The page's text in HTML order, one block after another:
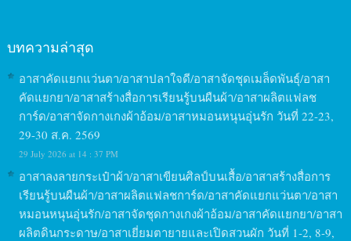
บทความล่าสุด
อาสาคัดแยกแว่นตา/อาสาปลาใจดี/อาสาจัดชุดเมล็ดพันธุ์/อาสา
คัดแยกยา/อาสาสร้างสื่อการเรียนรู้บนผืนผ้า/อาสาผลิตแฟลช
การ์ด/อาสาจัดกางเกงผ้าอ้อม/อาสาหมอนหนุนอุ่นรัก วันที่ 22-23,
29-30 ส.ค. 2569
29 July 2026 at 14 : 37 PM
อาสาลงลายกระเป๋าผ้า/อาสาเขียนศิลป์บนเสื้อ/อาสาสร้างสื่อการ
เรียนรู้บนผืนผ้า/อาสาผลิตแฟลชการ์ด/อาสาคัดแยกแว่นตา/อาสา
หมอนหนุนอุ่นรัก/อาสาจัดชุดกางเกงผ้าอ้อม/อาสาคัดแยกยา/อาสา
ผลิตดินกระดาษ/อาสาเยี่ยมตายายและเปิดสวนผัก วันที่ 1-2, 8-9,